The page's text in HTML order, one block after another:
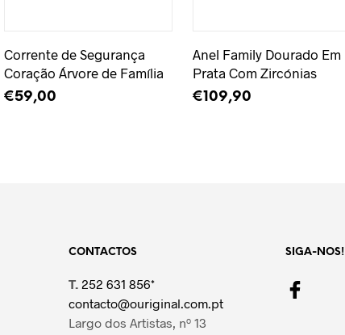
Corrente de Segurança
Coração Árvore de Família
€59,00
Anel Family Dourado Em
Prata Com Zircónias
€109,90
CONTACTOS
T. 252 631 856*
contacto@ouriginal.com.pt
Largo dos Artistas, nº 13
SIGA-NOS!